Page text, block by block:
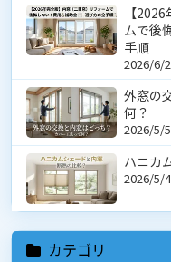
【
ムで後
手順
2026/6/
外窓の
何？
2026/5/5
ハニカ
2026/5/4
カテゴリ